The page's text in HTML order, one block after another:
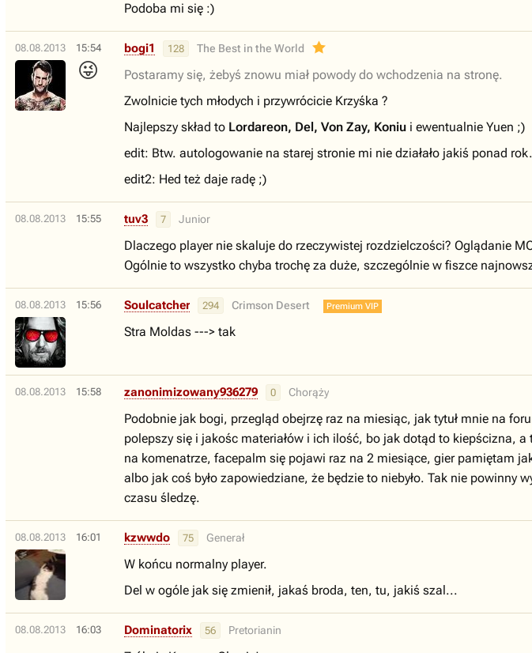
Podoba mi się :)
08.08.2013 15:54
😜
bogi1 128 The Best in the World
Postaramy się, żebyś znowu miał powody do wchodzenia na stronę.
Zwolnicie tych młodych i przywrócicie Krzyśka ?
Najlepszy skład to Lordareon, Del, Von Zay, Koniu i ewentualnie Yuen ;)
edit: Btw. autologowanie na starej stronie mi nie działało jakiś ponad
edit2: Hed też daje radę ;)
08.08.2013 15:55 tuv3 7 Junior
Dlaczego player nie skaluje do rzeczywistej rozdzielczości? Oglądanie
Ogólnie to wszystko chyba trochę za duże, szczególnie w fiszce
08.08.2013 15:56 Soulcatcher 294 Crimson Desert Premium VIP
Stra Moldas ---> tak
08.08.2013 15:58 zanonimizowany936279 0 Chorąży
Podobnie jak bogi, przegląd obejrzę raz na miesiąc, jak tytuł mnie na
polepszy się i jakośc materiałów i ich ilość, bo jak dotąd to kiepścizna,
na komenatrze, facepalm się pojawi raz na 2 miesiące, gier pamiętam
albo jak coś było zapowiedziane, że będzie to niebyło. Tak nie
czasu śledzę.
08.08.2013 16:01 kzwwdo 75 Generał
W końcu normalny player.
Del w ogóle jak się zmienił, jakaś broda, ten, tu, jakiś szal...
08.08.2013 16:03 Dominatorix 56 Pretorianin